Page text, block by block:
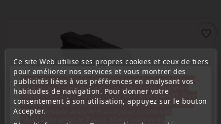
Ce site Web utilise ses propres cookies et ceux de tiers
pour améliorer nos services et vous montrer des
publicités liées à vos préférences en analysant vos
habitudes de navigation. Pour donner votre
consentement à son utilisation, appuyez sur le bouton
Accepter.
« Attention, notre société sera fermée pour congés du
10 aout au 1 septembre inclus. Pour cette raison les
commandes sont traitées jusqu'au 7 aout 14H00. Pour
le service réparation nous devons réceptionner votre
télécommande avant le 6 aout pour qu'elle soit